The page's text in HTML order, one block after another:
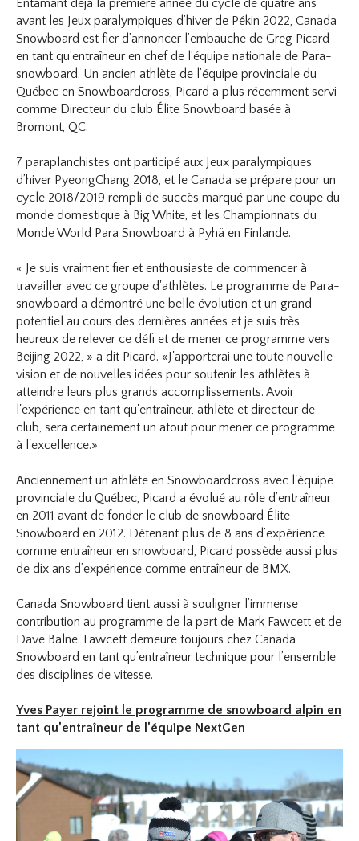
Entamant déjà la première année du cycle de quatre ans
avant les Jeux paralympiques d’hiver de Pékin 2022, Canada
Snowboard est fier d’annoncer l’embauche de Greg Picard
en tant qu’entraîneur en chef de l’équipe nationale de Para-
snowboard. Un ancien athlète de l’équipe provinciale du
Québec en Snowboardcross, Picard a plus récemment servi
comme Directeur du club Élite Snowboard basée à
Bromont, QC.
7 paraplanchistes ont participé aux Jeux paralympiques
d’hiver PyeongChang 2018, et le Canada se prépare pour un
cycle 2018/2019 rempli de succès marqué par une coupe du
monde domestique à Big White, et les Championnats du
Monde World Para Snowboard à Pyhä en Finlande.
« Je suis vraiment fier et enthousiaste de commencer à
travailler avec ce groupe d'athlètes. Le programme de Para-
snowboard a démontré une belle évolution et un grand
potentiel au cours des dernières années et je suis très
heureux de relever ce défi et de mener ce programme vers
Beijing 2022, » a dit Picard. «J'apporterai une toute nouvelle
vision et de nouvelles idées pour soutenir les athlètes à
atteindre leurs plus grands accomplissements. Avoir
l'expérience en tant qu'entraîneur, athlète et directeur de
club, sera certainement un atout pour mener ce programme
à l'excellence.»
Anciennement un athlète en Snowboardcross avec l'équipe
provinciale du Québec, Picard a évolué au rôle d’entraîneur
en 2011 avant de fonder le club de snowboard Élite
Snowboard en 2012. Détenant plus de 8 ans d’expérience
comme entraîneur en snowboard, Picard possède aussi plus
de dix ans d’expérience comme entraîneur de BMX.
Canada Snowboard tient aussi à souligner l’immense
contribution au programme de la part de Mark Fawcett et de
Dave Balne. Fawcett demeure toujours chez Canada
Snowboard en tant qu’entraîneur technique pour l’ensemble
des disciplines de vitesse.
Yves Payer rejoint le programme de snowboard alpin en
tant qu’entraîneur de l’équipe NextGen